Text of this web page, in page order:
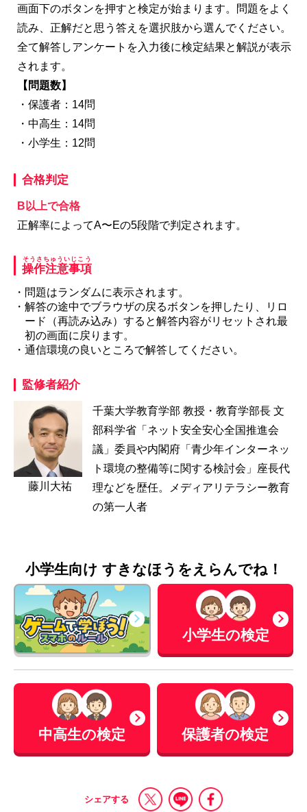
画面下のボタンを押すと検定が始まります。問題をよく
読み、正解だと思う答えを選択肢から選んでください。
全て解答しアンケートを入力後に検定結果と解説が表示
されます。
【問題数】
・保護者：14問
・中高生：14問
・小学生：12問
合格判定
B以上で合格
正解率によってA〜Eの5段階で判定されます。
操作注意事項
そうさちゅういじこう
・問題はランダムに表示されます。
・解答の途中でブラウザの戻るボタンを押したり、リロ
ード（再読み込み）すると解答内容がリセットされ最
初の画面に戻ります。
・通信環境の良いところで解答してください。
監修者紹介
藤川大祐
千葉大学教育学部 教授・教育学部長 文
部科学省「ネット安全安心全国推進会
議」委員や内閣府「青少年インターネッ
ト環境の整備等に関する検討会」座長代
理などを歴任。メディアリテラシー教育
の第一人者
小学生向け すきなほうをえらんでね！
小学生の検定
中高生の検定 保護者の検定
シェアする